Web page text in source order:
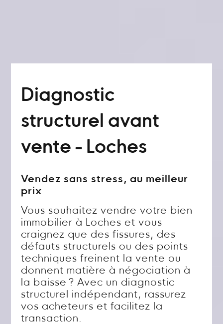
Diagnostic
structurel avant
vente - Loches
Vendez sans stress, au meilleur
prix
Vous souhaitez vendre votre bien
immobilier à Loches et vous
craignez que des fissures, des
défauts structurels ou des points
techniques freinent la vente ou
donnent matière à négociation à
la baisse ? Avec un diagnostic
structurel indépendant, rassurez
vos acheteurs et facilitez la
transaction.